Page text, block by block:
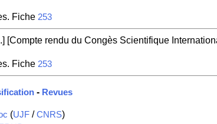
Fiche 253
[Compte rendu du Congès Scientifique
Fiche 253
- Revues
(UJF/CNRS)